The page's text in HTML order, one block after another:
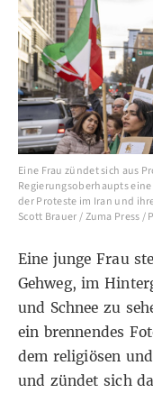
Eine Frau zündet sich aus
Regierungsoberhaupts
der Proteste im Iran und
Scott Brauer / Zuma Press /
Eine junge Frau
Gehweg, im
und Schnee zu
ein brennendes
dem religiösen
und zündet sich